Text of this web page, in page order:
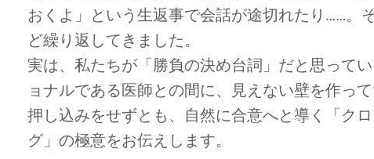
おくよ」という生返事で会話が途切れたり……。
ど繰り返してきました。
実は、私たちが「勝負の決め台詞」だと思って
ョナルである医師との間に、見えない壁を作っ
押し込みをせずとも、自然に合意へと導く「ク
グ」の極意をお伝えします。